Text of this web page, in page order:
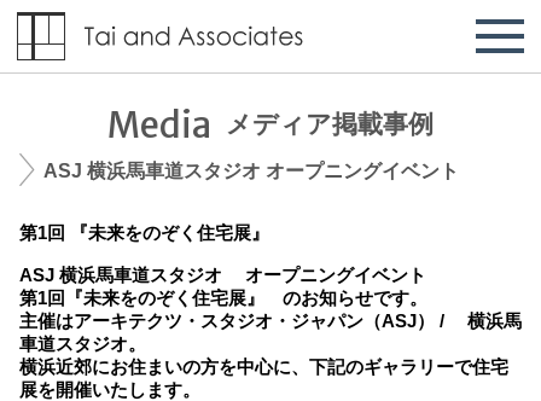
Media メディア掲載事例
ASJ 横浜馬車道スタジオ オープニングイベント
第1回 『未来をのぞく住宅展』
ASJ 横浜馬車道スタジオ オープニングイベント
第1回『未来をのぞく住宅展』 のお知らせです。
主催はアーキテクツ・スタジオ・ジャパン（ASJ） / 横浜馬
車道スタジオ。
横浜近郊にお住まいの方を中心に、下記のギャラリーで住宅
展を開催いたします。